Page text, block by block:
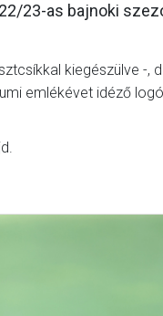
23-as bajnoki
kiegészülve -,
emlékévet idéző